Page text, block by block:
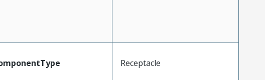
Receptacle